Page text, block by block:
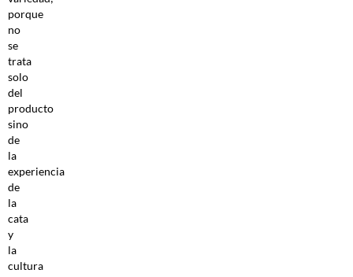
porque
no
se
trata
solo
del
producto
sino
de
la
experiencia
de
la
cata
y
la
cultura